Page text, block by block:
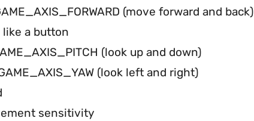
(move forward and back)
a button
(look up and down)
(look left and right)
sensitivity